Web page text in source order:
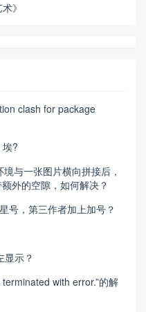
》
clash for package
?
与一张图片横向拼接后，
外的空隙，如何解决？
号，第三作者加上加号？
显示？
with error.”的解